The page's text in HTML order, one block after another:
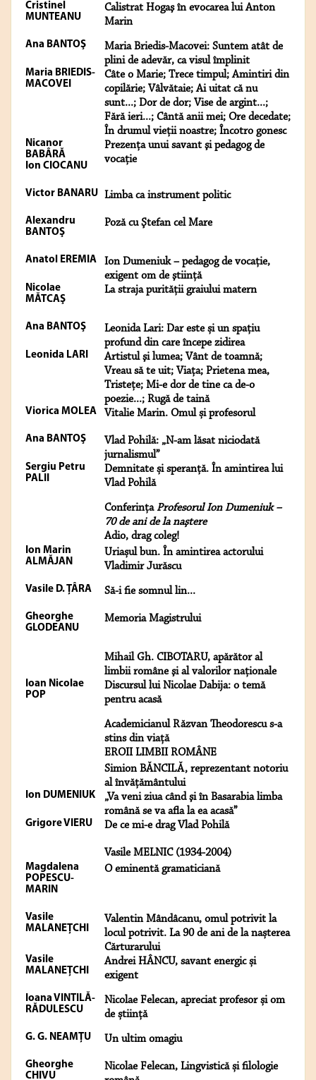
Cristinel
MUNTEANU
Calistrat Hogaş în evocarea lui Anton
Marin
Ana BANTOŞ
Maria Briedis-Macovei: Suntem atât de
plini de adevăr, ca visul împlinit
Maria BRIEDIS-
MACOVEI
Câte o Marie; Trece timpul; Amintiri din
copilărie; Vâlvătaie; Ai uitat că nu
sunt...; Dor de dor; Vise de argint...;
Fără ieri...; Cântă anii mei; Ore decedate;
În drumul vieții noastre; Încotro gonesc
Nicanor
BABÂRĂ
Ion CIOCANU
Prezenţa unui savant şi pedagog de
vocaţie
Victor BANARU Limba ca instrument politic
Alexandru
BANTOŞ
Poză cu Ştefan cel Mare
Anatol EREMIA
Ion Dumeniuk – pedagog de vocaţie,
exigent om de ştiinţă
Nicolae
MĂTCAŞ
La straja purităţii graiului matern
Ana BANTOŞ
Leonida Lari: Dar este și un spațiu
profund din care începe zidirea
Leonida LARI
Artistul şi lumea; Vânt de toamnă;
Vreau să te uit; Viaţa; Prietena mea,
Tristeţe; Mi-e dor de tine ca de-o
poezie...; Rugă de taină
Viorica MOLEA Vitalie Marin. Omul și profesorul
Ana BANTOŞ
Vlad Pohilă: „N-am lăsat niciodată
jurnalismul”
Sergiu Petru
PALII
Demnitate și speranță. În amintirea lui
Vlad Pohilă
ConferinţaProfesorul Ion Dumeniuk –
70 de ani de la naştere
Adio, drag coleg!
Ion Marin
ALMĂJAN
Uriașul bun. În amintirea actorului
Vladimir Jurăscu
Vasile D. ȚÂRA Să-i fie somnul lin...
Gheorghe
GLODEANU
Memoria Magistrului
Mihail Gh. CIBOTARU, apărător al
limbii române şi al valorilor naţionale
Ioan Nicolae
POP
Discursul lui Nicolae Dabija: o temă
pentru acasă
Academicianul Răzvan Theodorescu s-a
stins din viață
EROII LIMBII ROMÂNE
Simion BĂNCILĂ, reprezentant notoriu
al învățământului
Ion DUMENIUK
„Va veni ziua când şi în Basarabia limba
română se va afla la ea acasă”
Grigore VIERU De ce mi-e drag Vlad Pohilă
Vasile MELNIC (1934-2004)
Magdalena
POPESCU-
MARIN
O eminentă gramaticiană
Vasile
MALANEŢCHI
Valentin Mândâcanu, omul potrivit la
locul potrivit. La 90 de ani de la nașterea
Cărturarului
Vasile
MALANEŢCHI
Andrei HÂNCU, savant energic și
exigent
Ioana VINTILĂ-
RĂDULESCU
Nicolae Felecan, apreciat profesor și om
de știință
G. G. NEAMȚU Un ultim omagiu
Gheorghe
CHIVU
Nicolae Felecan, Lingvistică și filologie